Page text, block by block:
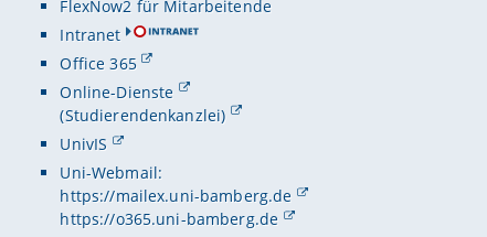
FlexNow2 für Mitarbeitende
Intranet
Office 365
Online-Dienste
(Studierendenkanzlei)
UnivIS
Uni-Webmail:
https://mailex.uni-bamberg.de
https://o365.uni-bamberg.de